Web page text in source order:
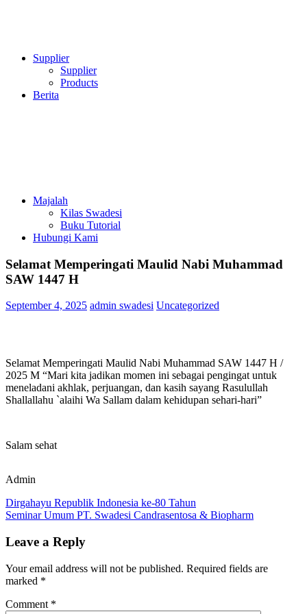
Supplier
Supplier
Products
Berita
Majalah
Kilas Swadesi
Buku Tutorial
Hubungi Kami
Selamat Memperingati Maulid Nabi Muhammad
SAW 1447 H
September 4, 2025 admin swadesi Uncategorized
Selamat Memperingati Maulid Nabi Muhammad SAW 1447 H /
2025 M “Mari kita jadikan momen ini sebagai pengingat untuk
meneladani akhlak, perjuangan, dan kasih sayang Rasulullah
Shallallahu `alaihi Wa Sallam dalam kehidupan sehari-hari”
Salam sehat
Admin
#haribesar#islam#maulidnabi#swadesi#swadesicandrasentosa
Post
navigation
Previous
Post:
Dirgahayu Republik Indonesia ke-80 Tahun
Next
Seminar Umum PT. Swadesi Candrasentosa & Biopharm
Leave a Reply
Your email address will not be published. Required fields are
marked *
Comment *